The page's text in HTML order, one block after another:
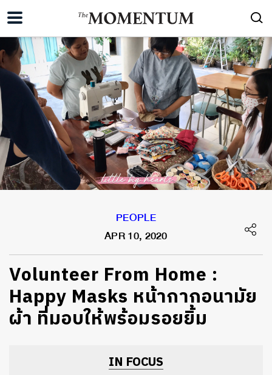
PEOPLE
APR 10, 2020
Volunteer From Home :
Happy Masks หน้ากากอนามัย
ผ้า ที่มอบให้พร้อมรอยยิ้ม
IN FOCUS